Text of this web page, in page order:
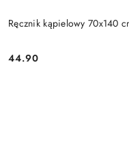
Ręcznik kąpielowy 70x140
Cena:
44.90